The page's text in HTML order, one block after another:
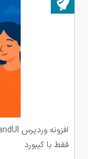
فقط با کیبورد